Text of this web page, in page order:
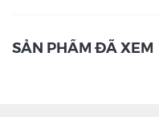
SẢN PHẨM ĐÃ XEM